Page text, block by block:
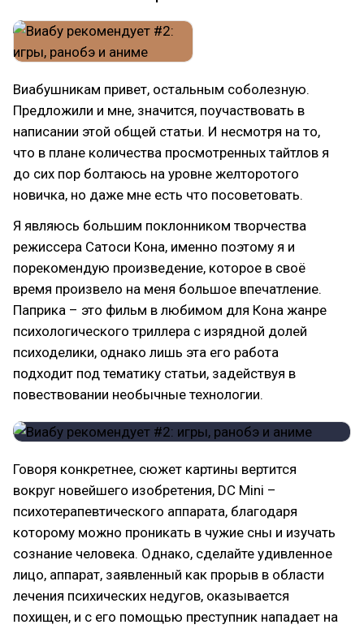
Виабушникам привет, остальным соболезную.
Предложили и мне, значится, поучаствовать в
написании этой общей статьи. И несмотря на то,
что в плане количества просмотренных тайтлов я
до сих пор болтаюсь на уровне желторотого
новичка, но даже мне есть что посоветовать.
Я являюсь большим поклонником творчества
режиссера Сатоси Кона, именно поэтому я и
порекомендую произведение, которое в своё
время произвело на меня большое впечатление.
Паприка – это фильм в любимом для Кона жанре
психологического триллера с изрядной долей
психоделики, однако лишь эта его работа
подходит под тематику статьи, задействуя в
повествовании необычные технологии.
Говоря конкретнее, сюжет картины вертится
вокруг новейшего изобретения, DC Mini –
психотерапевтического аппарата, благодаря
которому можно проникать в чужие сны и изучать
сознание человека. Однако, сделайте удивленное
лицо, аппарат, заявленный как прорыв в области
лечения психических недугов, оказывается
похищен, и с его помощью преступник нападает на